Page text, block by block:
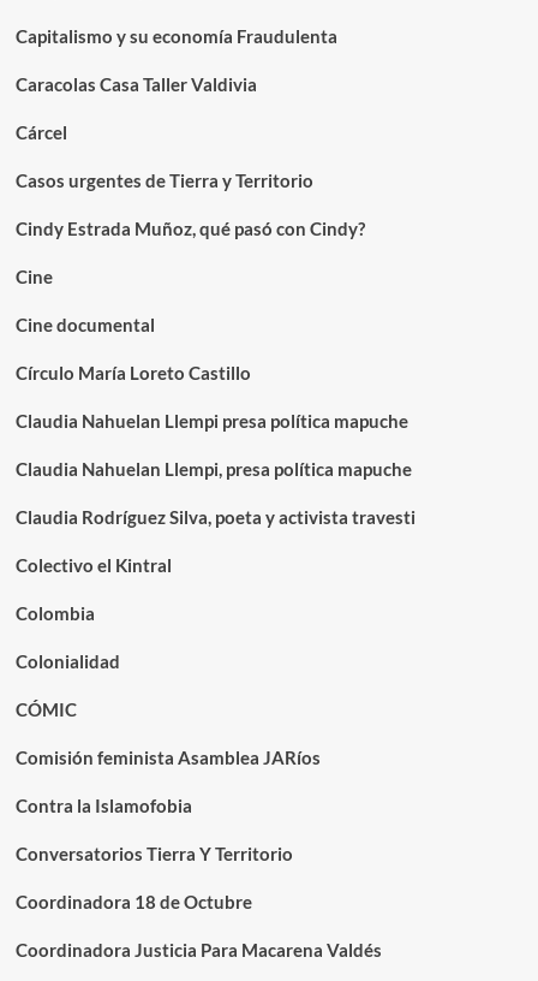
Capitalismo y su economía Fraudulenta
Caracolas Casa Taller Valdivia
Cárcel
Casos urgentes de Tierra y Territorio
Cindy Estrada Muñoz, qué pasó con Cindy?
Cine
Cine documental
Círculo María Loreto Castillo
Claudia Nahuelan Llempi presa política mapuche
Claudia Nahuelan Llempi, presa política mapuche
Claudia Rodríguez Silva, poeta y activista travesti
Colectivo el Kintral
Colombia
Colonialidad
CÓMIC
Comisión feminista Asamblea JARíos
Contra la Islamofobia
Conversatorios Tierra Y Territorio
Coordinadora 18 de Octubre
Coordinadora Justicia Para Macarena Valdés